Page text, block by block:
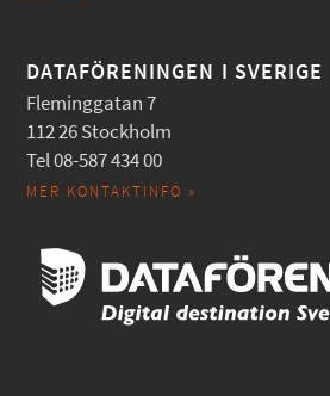
DATAFÖRENINGEN I SVERIGE
Fleminggatan 7
112 26 Stockholm
Tel 08-587 434 00
MER KONTAKTINFO »